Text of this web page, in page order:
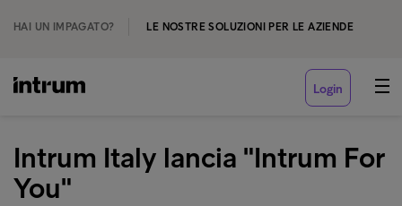
HAI UN IMPAGATO? LE NOSTRE SOLUZIONI PER LE AZIENDE
Login
Intrum Italy lancia "Intrum For
You"